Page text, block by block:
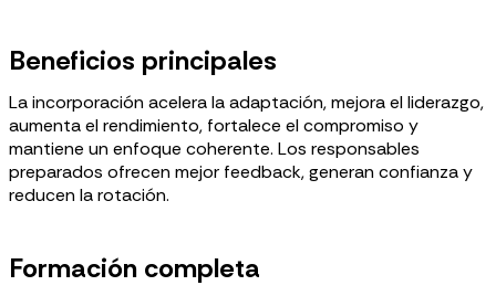
Beneficios principales
La incorporación acelera la adaptación, mejora el liderazgo,
aumenta el rendimiento, fortalece el compromiso y
mantiene un enfoque coherente. Los responsables
preparados ofrecen mejor feedback, generan confianza y
reducen la rotación.
Formación completa